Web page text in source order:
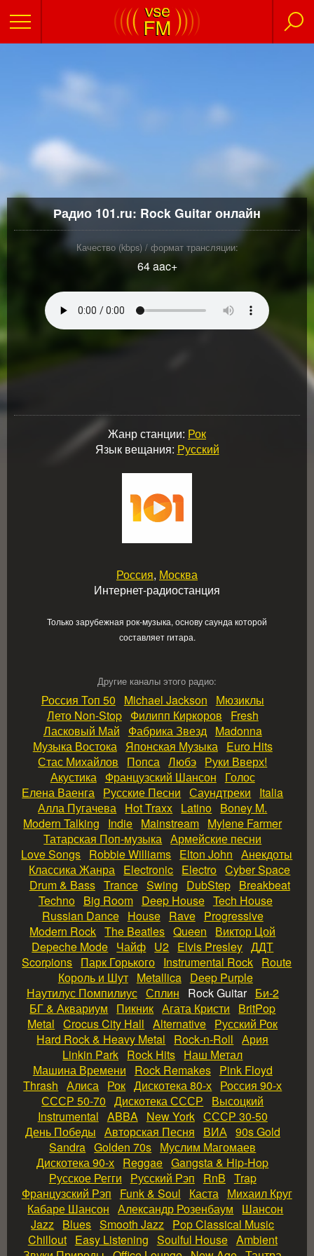
Радио 101.ru: Rock Guitar онлайн
Качество (kbps) / формат трансляции:
64 aac+
Жанр станции: Рок
Язык вещания: Русский
Россия, Москва
Интернет-радиостанция
Только зарубежная рок-музыка, основу саунда которой
составляет гитара.
Другие каналы этого радио:
Россия Топ 50 Michael Jackson
Мюзиклы
Лето Non‑Stop Филипп Киркоров
Fresh
Ласковый Май
Фабрика Звезд Madonna
Музыка Востока Японская Музыка Euro Hits
Стас Михайлов
Попса Любэ Руки Вверх!
Акустика Французский Шансон
Голос
Елена Ваенга Русские Песни Саундтреки
Italia
Алла Пугачева Hot Traxx Latino Boney M.
Modern Talking
Indie Mainstream Mylene Farmer
Татарская Поп‑музыка Армейские песни
Love Songs Robbie Williams Elton John Анекдоты
Классика Жанра Electronic Electro Cyber Space
Drum & Bass Trance Swing DubStep Breakbeat
Techno Big Room Deep House Tech House
Russian Dance House Rave Progressive
Modern Rock The Beatles Queen
Виктор Цой
Depeche Mode Чайф U2 Elvis Presley ДДТ
Scorpions Парк Горького Instrumental Rock Route
Король и Шут Metallica Deep Purple
Наутилус Помпилиус Сплин Rock Guitar Би‑2
БГ & Аквариум
Пикник Агата Кристи
BritPop
Metal Crocus City Hall Alternative Русский Рок
Hard Rock & Heavy Metal
Rock‑n‑Roll Ария
Linkin Park Rock Hits Наш Метал
Машина Времени
Rock Remakes Pink Floyd
Thrash Алиса Рок Дискотека 80‑х Россия 90‑х
СССР 50‑70 Дискотека СССР
Высоцкий
Instrumental ABBA New York СССР 30‑50
День Победы Авторская Песня ВИА 90s Gold
Sandra Golden 70s Муслим Магомаев
Дискотека 90‑х Reggae Gangsta & Hip‑Hop
Русское Регги
Русский Рэп RnB Trap
Французский Рэп
Funk & Soul Каста Михаил Круг
Кабаре Шансон Александр Розенбаум
Шансон
Jazz Blues Smooth Jazz Pop Classical Music
Chillout Easy Listening Soulful House Ambient